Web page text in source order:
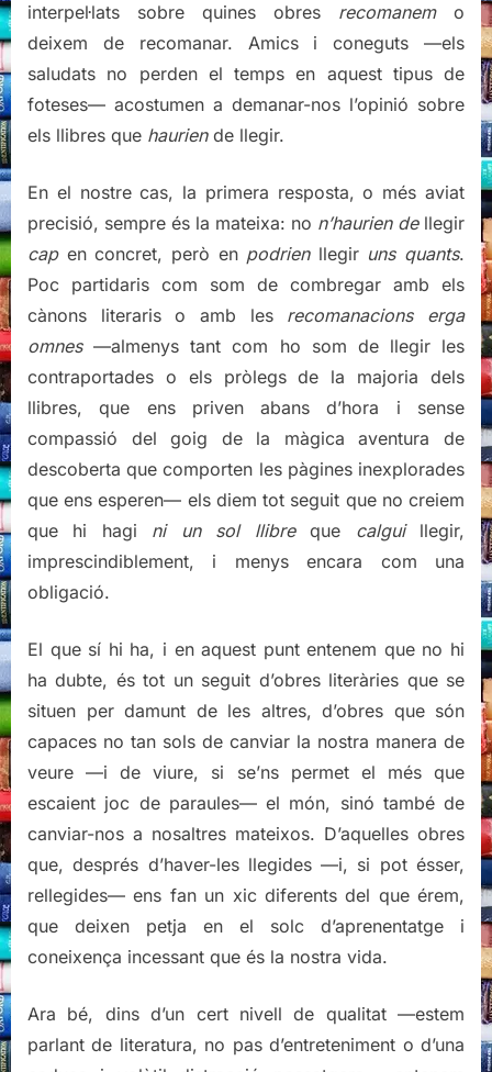
interpel·lats sobre quines obres recomanemo
deixem de recomanar. Amics i coneguts —els
saludats no perden el temps en aquest tipus de
foteses— acostumen a demanar-nos l’opinió sobre
els llibres que hauriende llegir.
En el nostre cas, la primera resposta, o més aviat
precisió, sempre és la mateixa: no n’haurien dellegir
capen concret, però en podrienllegir uns quants.
Poc partidaris com som de combregar amb els
cànons literaris o amb les recomanacions
erga
omnes—almenys tant com ho som de llegir les
contraportades o els pròlegs de la majoria dels
llibres, que ens priven abans d’hora i sense
compassió del goig de la màgica aventura de
descoberta que comporten les pàgines inexplorades
que ens esperen— els diem tot seguit que no creiem
que hi hagi ni un sol llibreque calguillegir,
imprescindiblement, i menys encara com una
obligació.
El que sí hi ha, i en aquest punt entenem que no hi
ha dubte, és tot un seguit d’obres literàries que se
situen per damunt de les altres, d’obres que són
capaces no tan sols de canviar la nostra manera de
veure —i de viure, si se’ns permet el més que
escaient joc de paraules— el món, sinó també de
canviar-nos a nosaltres mateixos. D’aquelles obres
que, després d’haver-les llegides —i, si pot ésser,
rellegides— ens fan un xic diferents del que érem,
que deixen petja en el solc d’aprenentatge i
coneixença incessant que és la nostra vida.
Ara bé, dins d’un cert nivell de qualitat —estem
parlant de literatura, no pas d’entreteniment o d’una